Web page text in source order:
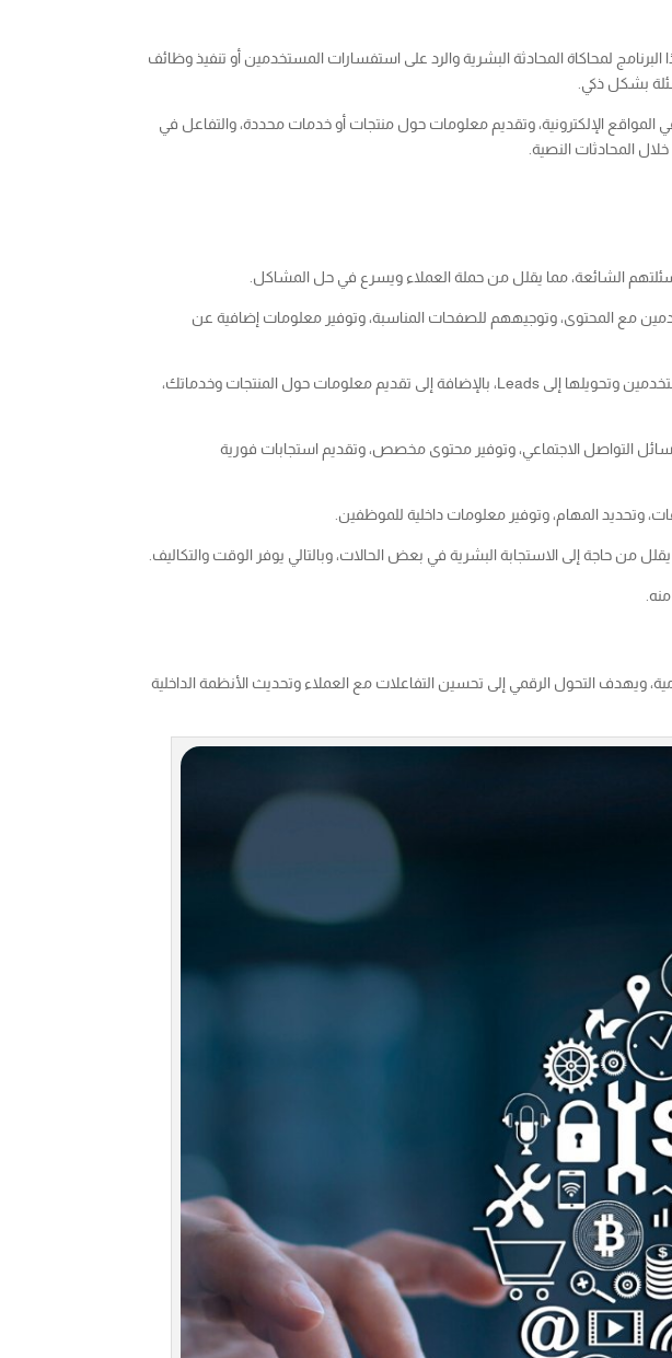
لمحاكاة المحادثة البشرية والرد على استفسارات المستخدمين أو تنفيذ وظائف
بشكل ذكي.
المواقع الإلكترونية، وتقديم معلومات حول منتجات أو خدمات محددة، والتفاعل في
المحادثات النصية.
الشائعة، مما يقلل من حملة العملاء ويسرع في حل المشاكل.
مع المحتوى، وتوجيههم للصفحات المناسبة، وتوفير معلومات إضافية عن
يمكن للشات بوت أن يكون أداة فعالة في جمع المعلومات من المستخدمين وتحويلها إلى Leads، بالإضافة إلى تقديم معلومات حول المنتجات وخدماتك،
التواصل الاجتماعي، وتوفير محتوى مخصص، وتقديم استجابات فورية
وتحديد المهام، وتوفير معلومات داخلية للموظفين.
من حاجة إلى الاستجابة البشرية في بعض الحالات، وبالتالي يوفر الوقت والتكاليف.
ويهدف التحول الرقمي إلى تحسين التفاعلات مع العملاء وتحديث الأنظمة الداخلية